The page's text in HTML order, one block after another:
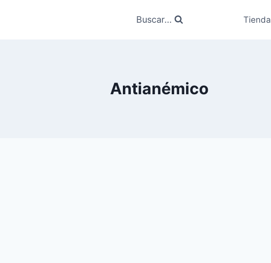
Buscar... Tienda
Antianémico